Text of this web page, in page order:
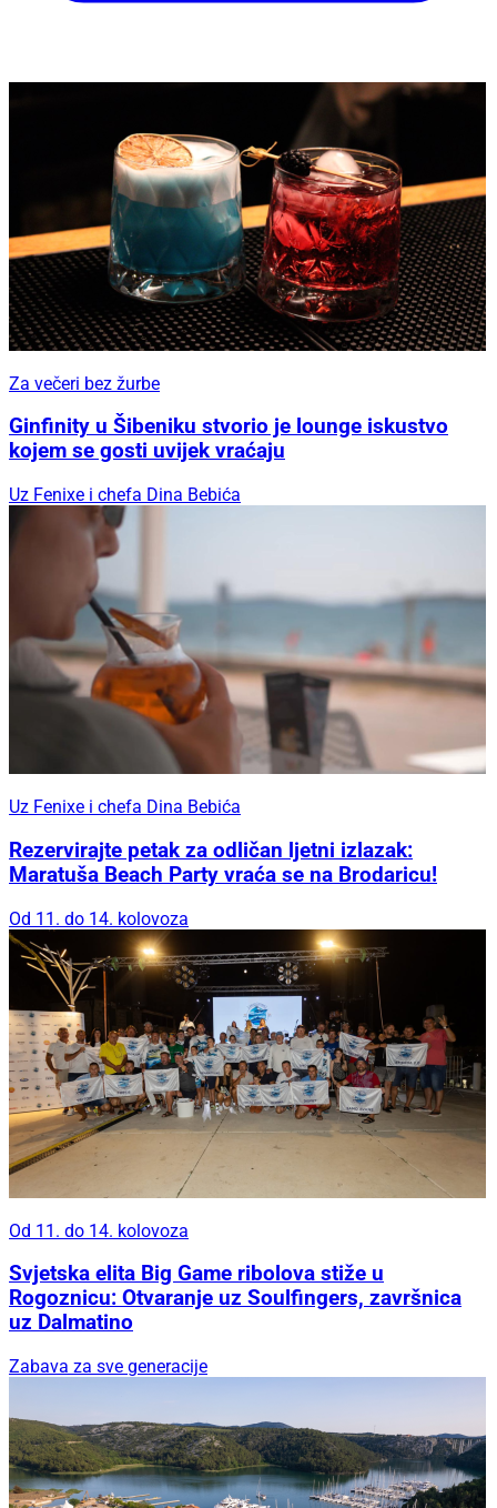
Za večeri bez žurbe
Ginfinity u Šibeniku stvorio je lounge iskustvo
kojem se gosti uvijek vraćaju
Uz Fenixe i chefa Dina Bebića
Uz Fenixe i chefa Dina Bebića
Rezervirajte petak za odličan ljetni izlazak:
Maratuša Beach Party vraća se na Brodaricu!
Od 11. do 14. kolovoza
Od 11. do 14. kolovoza
Svjetska elita Big Game ribolova stiže u
Rogoznicu: Otvaranje uz Soulfingers, završnica
uz Dalmatino
Zabava za sve generacije